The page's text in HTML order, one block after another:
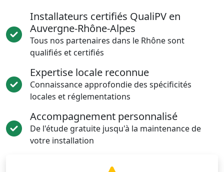
Installateurs certifiés QualiPV en
Auvergne-Rhône-Alpes
Tous nos partenaires dans le Rhône sont
qualifiés et certifiés
Expertise locale reconnue
Connaissance approfondie des spécificités
locales et réglementations
Accompagnement personnalisé
De l'étude gratuite jusqu'à la maintenance de
votre installation